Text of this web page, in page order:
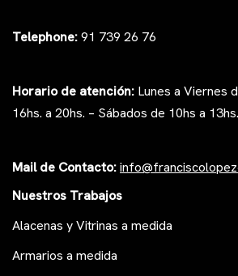
Telephone:91 739 26 76
Horario de atención: Lunes a Viernes
16hs. a 20hs. – Sábados de 10hs a 13hs.
Mail de Contacto:i
Nuestros Trabajos
Alacenas y Vitrinas a medida
Armarios a medida